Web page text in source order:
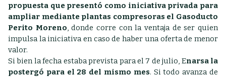
propuesta que presentó como iniciativa privada para
ampliar mediante plantas compresoras el Gasoducto
Perito Moreno, donde corre con la ventaja de ser quien
impulsa la iniciativa en caso de haber una oferta de menor
valor.
Si bien la fecha estaba prevista para el 7 de julio, Enarsa la
postergó para el 28 del mismo mes. Si todo avanza de